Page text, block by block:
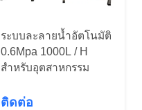
ระบบละลายน้ำอัตโนมัติ
0.6Mpa 1000L / H
สำหรับอุตสาหกรรม
ติดต่อ